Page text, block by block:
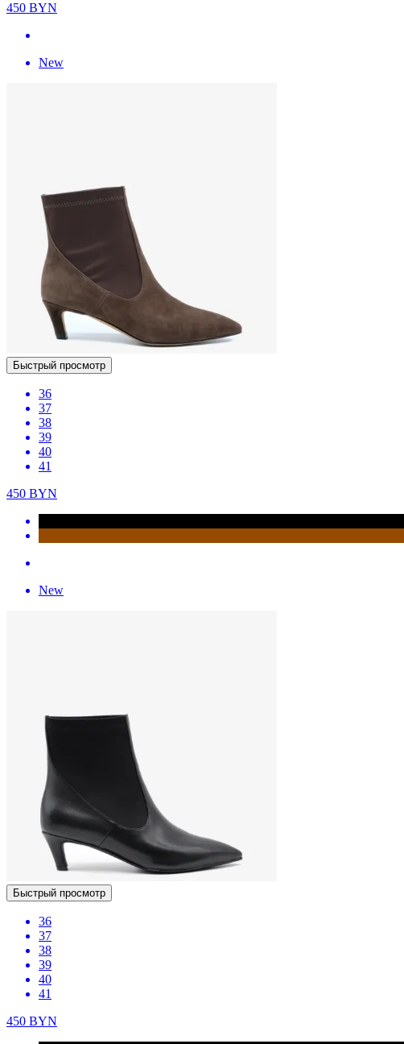
450 BYN
New
Быстрый просмотр
36
37
38
39
40
41
450 BYN
New
Быстрый просмотр
36
37
38
39
40
41
450 BYN